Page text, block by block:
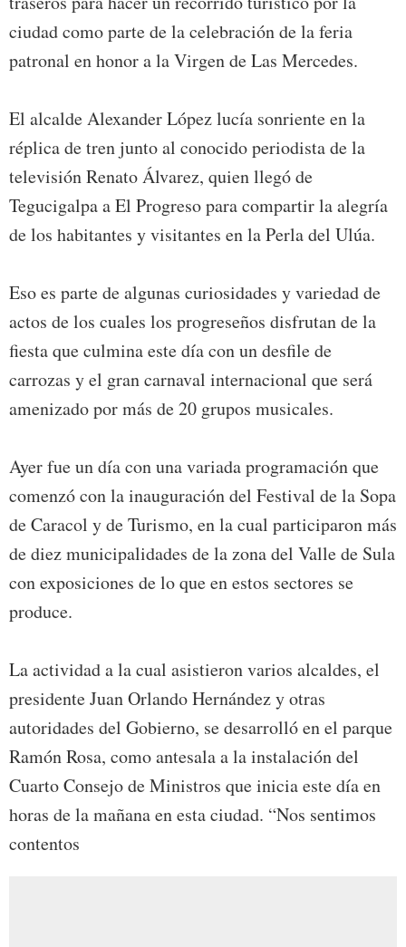
ciudad como parte de la celebración de la feria
patronal en honor a la Virgen de Las Mercedes.
El alcalde Alexander López lucía sonriente en la
réplica de tren junto al conocido periodista de la
televisión Renato Álvarez, quien llegó de
Tegucigalpa a El Progreso para compartir la alegría
de los habitantes y visitantes en la Perla del Ulúa.
Eso es parte de algunas curiosidades y variedad de
actos de los cuales los progreseños disfrutan de la
fiesta que culmina este día con un desfile de
carrozas y el gran carnaval internacional que será
amenizado por más de 20 grupos musicales.
Ayer fue un día con una variada programación que
comenzó con la inauguración del Festival de la Sopa
de Caracol y de Turismo, en la cual participaron más
de diez municipalidades de la zona del Valle de Sula
con exposiciones de lo que en estos sectores se
produce.
La actividad a la cual asistieron varios alcaldes, el
presidente Juan Orlando Hernández y otras
autoridades del Gobierno, se desarrolló en el parque
Ramón Rosa, como antesala a la instalación del
Cuarto Consejo de Ministros que inicia este día en
horas de la mañana en esta ciudad. “Nos sentimos
contentos